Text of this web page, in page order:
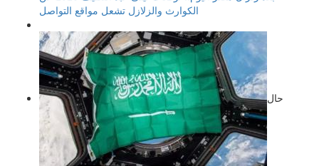
الكوارث والزلازل تشعل مواقع التواصل
حال